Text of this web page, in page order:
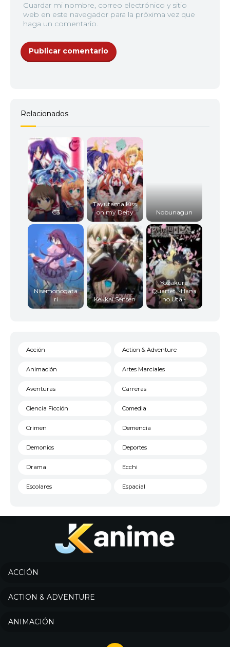
Guardar mi nombre, correo electrónico y sitio
web en este navegador para la próxima vez que
haga un comentario.
Relacionados
C3
Tayutama Kiss
on my Deity
Nobunagun
Nisemonogata
ri
Kekkai Sensen
Yozakura
Quartet ~Hana
no Uta~
Acción Action & Adventure
Animación Artes Marciales
Aventuras Carreras
Ciencia Ficción Comedia
Crimen Demencia
Demonios Deportes
Drama Ecchi
Escolares Espacial
Historico
Josei
Música
ACCIÓN
ACTION & ADVENTURE
ANIMACIÓN